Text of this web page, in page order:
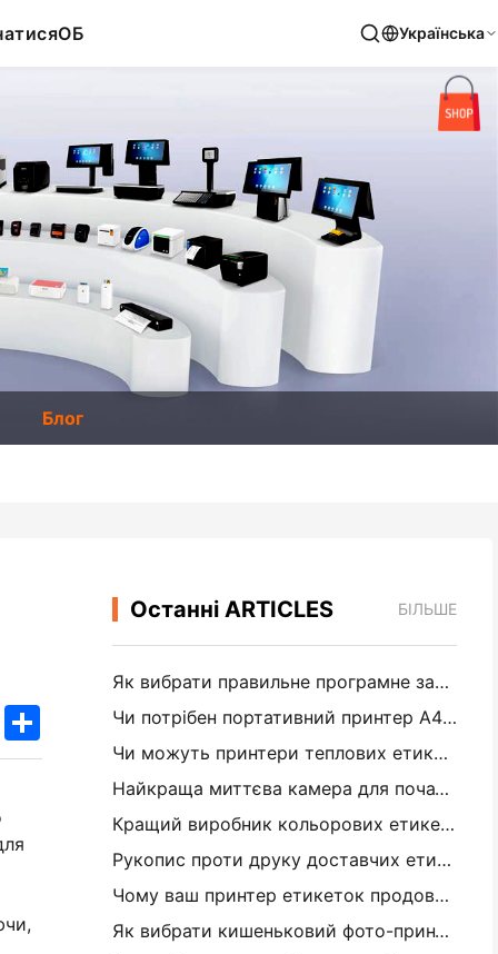
ОБ Українська
Блог
TwitterShare
Останні ARTICLES БІЛЬШЕ
Як вибрати правильне програмне забезпечення для вашого невеликого або середнього ресторану
Чи потрібен портативний принтер A4 для складських рахунків? Що дійсно працює
Чи можуть принтери теплових етикеток робити водонепроникні етикетки для продуктів малого бізнесу?
Найкраща миттєва камера для початківців, які не хочуть витрачати папір
Кращий виробник кольорових етикеток для журналізації та скрепбукінгу: додайте більше кольору на кожну сторінку
Рукопис проти друку доставчих етикеток: поради для малого бізнесу в 2026 році
Чому ваш принтер етикеток продовжує заглушувати?
Як вибрати кишеньковий фото-принтер: повне посібник для журналістів, подорожей та користувачів iPhone